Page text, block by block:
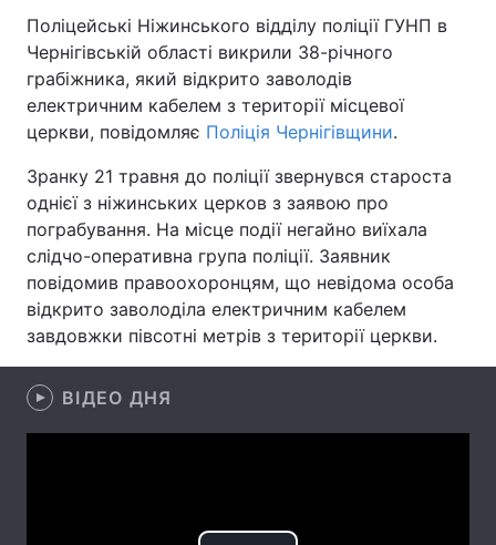
Головна Війна
Україна Політика
Спорт Наука
Техно і зв'язок Лайт
Зброя Інциденти
Цікавинки
Поліцейські Ніжинського відділу поліції ГУНП в
Чернігівській області викрили 38-річного
грабіжника, який відкрито заволодів
електричним кабелем з території місцевої
церкви, повідомляє Поліція Чернігівщини.
Зранку 21 травня до поліції звернувся староста
однієї з ніжинських церков з заявою про
пограбування. На місце події негайно виїхала
слідчо-оперативна група поліції. Заявник
повідомив правоохоронцям, що невідома особа
відкрито заволоділа електричним кабелем
завдовжки півсотні метрів з території церкви.
ВІДЕО ДНЯ